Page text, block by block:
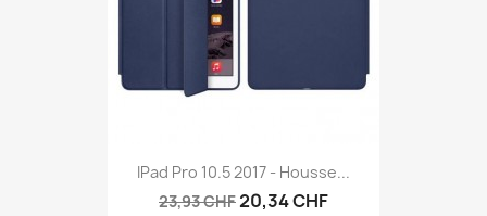
IPad Pro 10.5 2017 - Housse...
23,93 CHF20,34 CHF